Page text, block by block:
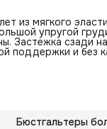
из мягкого
упругой
Застежка сзади
поддержки и без
Бюстгальтеры